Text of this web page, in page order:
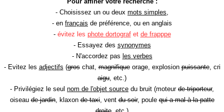
- Choisissez un ou deux mots simples,
- en français de préférence, ou en anglais
- évitez les phote dortografet de frapppe
- Essayez des synonymes
- N'accordez pas les verbes
- Evitez les adjectifs (groschat,magnifiqueorage, explosionpuissante, cri
aigu, etc.)
- Privilégiez le seul nom de l'objet source du bruit (moteur de triporteur,
oiseaude jardin, klaxonde taxi, ventdu soir, poulequi a mal à la patte